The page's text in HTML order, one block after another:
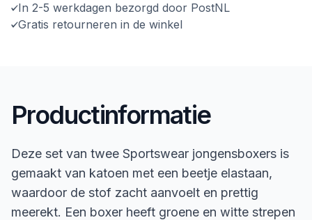
In 2-5 werkdagen bezorgd door PostNL
Gratis retourneren in de winkel
Productinformatie
Deze set van twee Sportswear jongensboxers is
gemaakt van katoen met een beetje elastaan,
waardoor de stof zacht aanvoelt en prettig
meerekt. Een boxer heeft groene en witte strepen